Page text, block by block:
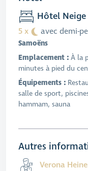
Hôtel
5 x avec demi-
Samoëns
Emplacement : À la
minutes à pied du
Équipements :
salle de sport,
hammam, sauna
Autres
Verona